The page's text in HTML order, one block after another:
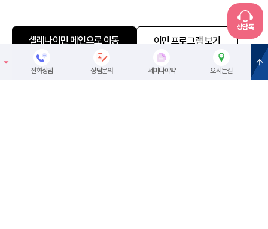
셀레나이민 메인으로 이동 이민 프로그램 보기
상담톡
전화상담 상담문의 세미나예약 오시는길